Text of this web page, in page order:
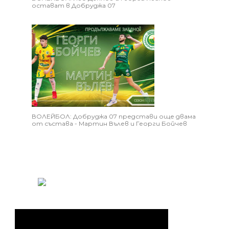
остават в Добруджа 07
ВОЛЕЙБОЛ: Добруджа 07 представи още двама
от състава - Мартин Вълев и Георги Бойчев